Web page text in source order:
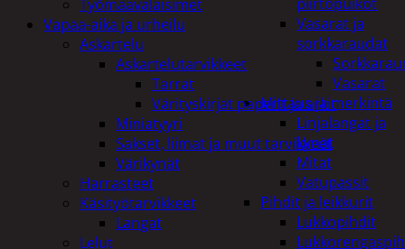
Vasarat ja
sorkkaraudat
Vasarat
Mittaus ja merkintä
Linjalangat ja
kynät
Mitat
Vatupassit
Pihdit ja leikkurit
Lukkopihdit
Työmaavalaisimet
Vapaa-aika ja urheilu
Askartelu
Askartelutarvikkeet
Tarrat
Värityskirjat paperit ja arkit
Miniatyyri
Sakset, liimat ja muut tarvikkeet
Värikynät
Harrasteet
Käsityötarvikkeet
Langat
Lelut